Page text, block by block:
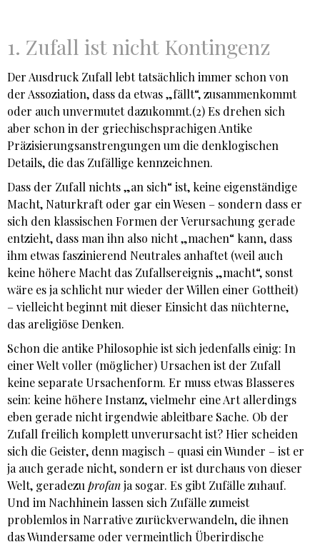
1. Zufall ist nicht Kontingenz
Der Ausdruck Zufall lebt tatsächlich immer schon von
der Assoziation, dass da etwas „fällt“, zusammenkommt
oder auch unvermutet dazukommt.(2) Es drehen sich
aber schon in der griechischsprachigen Antike
Präzisierungsanstrengungen um die denklogischen
Details, die das Zufällige kennzeichnen.
Dass der Zufall nichts „an sich“ ist, keine eigenständige
Macht, Naturkraft oder gar ein Wesen – sondern dass er
sich den klassischen Formen der Verursachung gerade
entzieht, dass man ihn also nicht „machen“ kann, dass
ihm etwas faszinierend Neutrales anhaftet (weil auch
keine höhere Macht das Zufallsereignis „macht“, sonst
wäre es ja schlicht nur wieder der Willen einer Gottheit)
– vielleicht beginnt mit dieser Einsicht das nüchterne,
das areligiöse Denken.
Schon die antike Philosophie ist sich jedenfalls einig: In
einer Welt voller (möglicher) Ursachen ist der Zufall
keine separate Ursachenform. Er muss etwas Blasseres
sein: keine höhere Instanz, vielmehr eine Art allerdings
eben gerade nicht irgendwie ableitbare Sache. Ob der
Zufall freilich komplett unverursacht ist? Hier scheiden
sich die Geister, denn magisch – quasi ein Wunder – ist er
ja auch gerade nicht, sondern er ist durchaus von dieser
Welt, geradezuprofanja sogar. Es gibt Zufälle zuhauf.
Und im Nachhinein lassen sich Zufälle zumeist
problemlos in Narrative zurückverwandeln, die ihnen
das Wundersame oder vermeintlich Überirdische